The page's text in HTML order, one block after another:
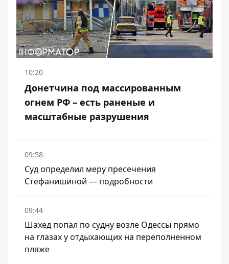
10:20
Донетчина под массированным
огнем РФ – есть раненые и
масштабные разрушения
09:58
Суд определил меру пресечения
Стефанишиной — подробности
09:44
Шахед попал по судну возле Одессы прямо
на глазах у отдыхающих на переполненном
пляже